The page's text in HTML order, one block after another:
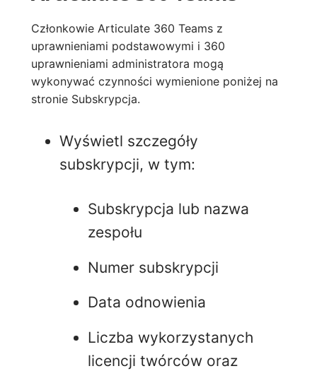
Członkowie Articulate 360 Teams z
uprawnieniami podstawowymi i 360
uprawnieniami administratora mogą
wykonywać czynności wymienione poniżej na
stronie Subskrypcja.
Wyświetl szczegóły
subskrypcji, w tym:
Subskrypcja lub nazwa
zespołu
Numer subskrypcji
Data odnowienia
Liczba wykorzystanych
licencji twórców oraz